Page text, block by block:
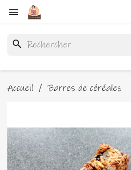

search
Accueil Barres de céréales